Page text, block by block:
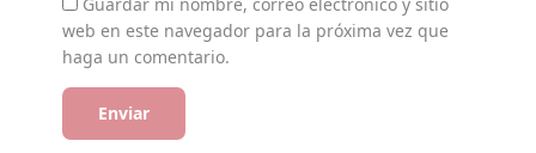
web en este navegador para la próxima vez que
haga un comentario.